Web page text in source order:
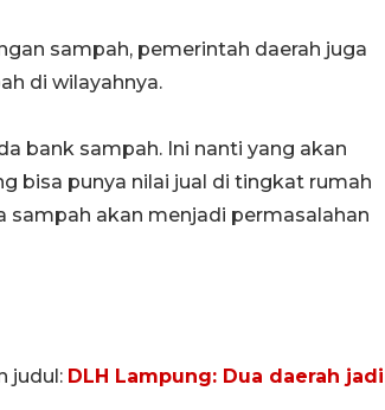
sampah, pemerintah daerah juga
di wilayahnya.
bank sampah. Ini nanti yang akan
bisa punya nilai jual di tingkat rumah
sampah akan menjadi permasalahan
judul: DLH Lampung: Dua daerah jadi